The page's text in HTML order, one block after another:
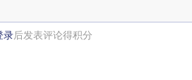
录后发表评论得积分